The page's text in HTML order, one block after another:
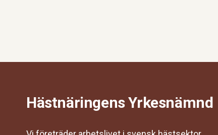
Hästnäringens Yrkesnämnd